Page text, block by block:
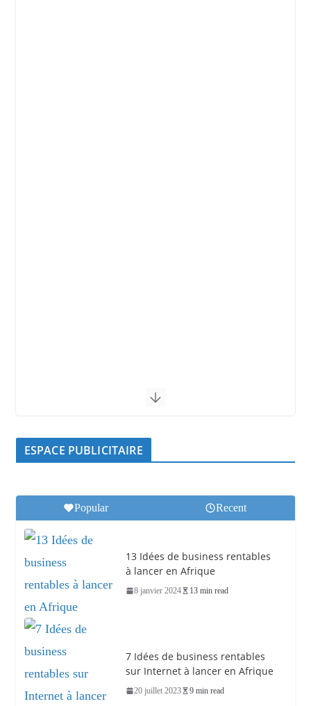
ESPACE PUBLICITAIRE
Popular Recent
13 Idées de business rentables
à lancer en Afrique
8 janvier 2024 13 min read
7 Idées de business rentables
sur Internet à lancer en Afrique
20 juillet 2023 9 min read